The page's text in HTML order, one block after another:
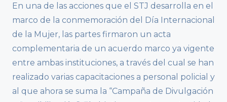
En una de las acciones que el STJ desarrolla en el
marco de la conmemoración del Día Internacional
de la Mujer, las partes firmaron un acta
complementaria de un acuerdo marco ya vigente
entre ambas instituciones, a través del cual se han
realizado varias capacitaciones a personal policial y
al que ahora se suma la “Campaña de Divulgación